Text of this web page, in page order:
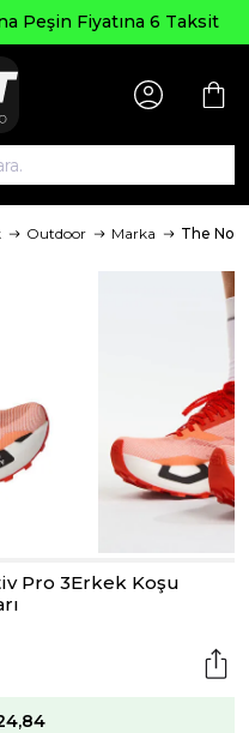
Peşin Fiyatına 6 Taksit
Outdoor Marka The
Pro 3Erkek Koşu